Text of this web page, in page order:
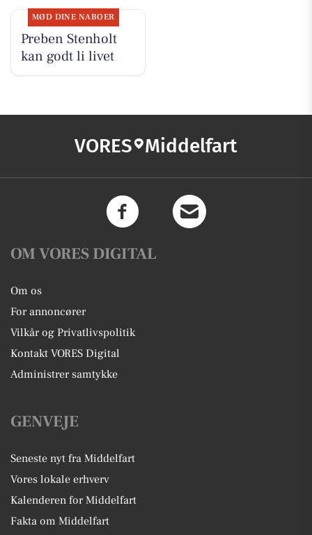
MØD DINE NABOER
Preben Stenholt
kan godt li livet
VORES Middelfart
OM VORES DIGITAL
Om os
For annoncører
Vilkår og Privatlivspolitik
Kontakt VORES Digital
Administrer samtykke
GENVEJE
Seneste nyt fra Middelfart
Vores lokale erhverv
Kalenderen for Middelfart
Fakta om Middelfart